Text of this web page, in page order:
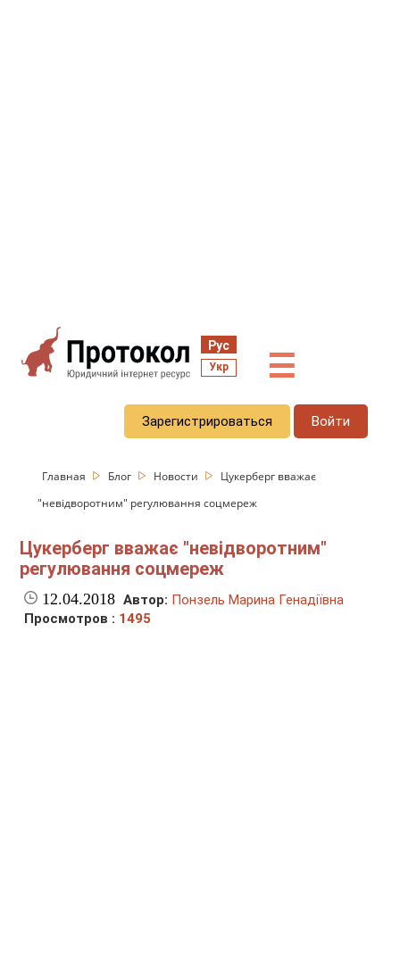
Рус
Укр ☰
Зарегистрироваться Войти
Главная Блог Новости
Цукерберг вважає
"невідворотним" регулювання соцмереж
Цукерберг вважає "невідворотним"
регулювання соцмереж
12.04.2018 Автор: Понзель Марина Генадіївна
Просмотров : 1495